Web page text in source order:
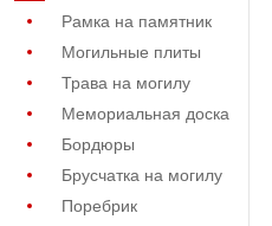
Рамка на памятник
Могильные плиты
Трава на могилу
Мемориальная доска
Бордюры
Брусчатка на могилу
Поребрик